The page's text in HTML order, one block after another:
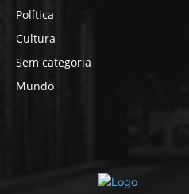
Política
Cultura
Sem categoria
Mundo